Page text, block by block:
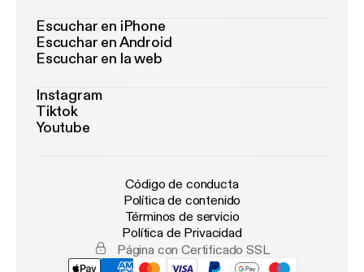
Escuchar en iPhone
Escuchar en Android
Escuchar en la web
Instagram
Tiktok
Youtube
Código de conducta
Política de contenido
Términos de servicio
Política de Privacidad
Página con Certificado SSL